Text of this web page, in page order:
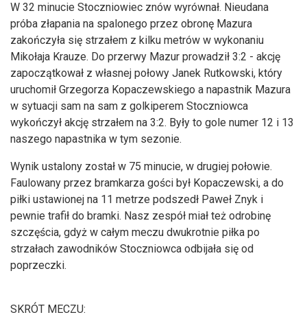
W 32 minucie Stoczniowiec znów wyrównał. Nieudana
próba złapania na spalonego przez obronę Mazura
zakończyła się strzałem z kilku metrów w wykonaniu
Mikołaja Krauze. Do przerwy Mazur prowadził 3:2 - akcję
zapoczątkował z własnej połowy Janek Rutkowski, który
uruchomił Grzegorza Kopaczewskiego a napastnik Mazura
w sytuacji sam na sam z golkiperem Stoczniowca
wykończył akcję strzałem na 3:2. Były to gole numer 12 i 13
naszego napastnika w tym sezonie.
Wynik ustalony został w 75 minucie, w drugiej połowie.
Faulowany przez bramkarza gości był Kopaczewski, a do
piłki ustawionej na 11 metrze podszedł Paweł Znyk i
pewnie trafił do bramki. Nasz zespół miał też odrobinę
szczęścia, gdyż w całym meczu dwukrotnie piłka po
strzałach zawodników Stoczniowca odbijała się od
poprzeczki.
SKRÓT MECZU: